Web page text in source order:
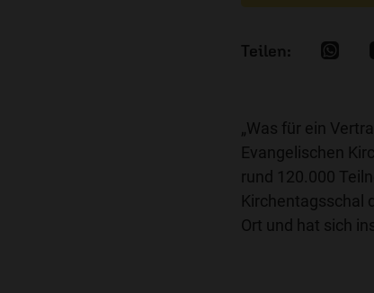
„Was für ein
Evangelischen
rund 120.000
Kirchentagsschal
Ort und hat sich